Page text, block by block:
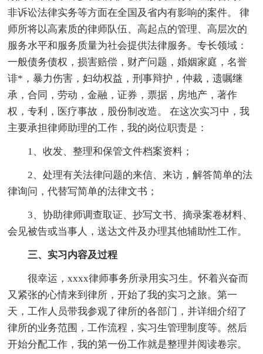
非诉讼法律实务等方面在全国及省内有影响的案件。 律
师所将以高素质的律师队伍、高起点的管理、高层次的
服务水平和服务质量为社会提供法律服务。专长领域：
一般债务债权，损害赔偿，财产问题，婚姻家庭，名誉
诽*，暴力伤害，妇幼权益，刑事辩护，仲裁，遗嘱继
承，合同，劳动，金融，证券，票据，房地产，著作
权，专利，医疗事故，股份制改造。 在这次实习中，我
主要承担律师助理的工作，我的岗位职责是：
1、收发、整理和保管文件档案资料；
2、处理有关法律问题的来信、来访，解答简单的法
律询问，代替写简单的法律文书；
3、协助律师调查取证、抄写文书、摘录案卷材料、
会见被告或当事人，送达文件及办理其他辅助性工作。
三、实习内容及过程
很幸运，xxxx律师事务所录用实习生。怀着兴奋而
又紧张的心情来到律所，开始了我的实习之旅。第一
天，工作人员带我参观了律所的各部门，并详细介绍了
律所的业务范围，工作流程，实习生管理制度等。然后
开始分配工作，我的第一份工作就是整理并阅读卷宗。